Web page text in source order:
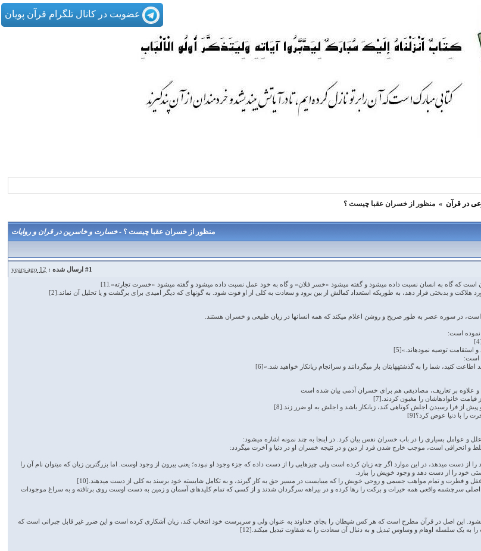
عضویت در کانال تلگرام قرآن پویان
در قرآن » منظور از خسران عقبا چيست ؟
منظور از خسران عقبا چيست ؟ -خسارت و خاسرين در قران و روايات
#1 ارسال شده : 12 years ago
که گاه به انسان نسبت داده می­شود و گفته می­شود «خسر فلان» و گاه به خود عمل نسبت داده می­شود و گفته می­شود «خسرت تجارته».[1]
و بدبختی قرار دهد، به طوری­که استعداد کمالش از بین برود و سعادت به کلی از او فوت شود. به گونه­ای ­که دیگر امیدی برای برگشت و یا تحلیل آن نماند.[2]
در سوره عصر به طور صریح و روشن اعلام می­کند که همه انسان­ها در زیان طبیعی و خسران هستند.
نموده است:
استقامت توصیه نموده­اند.»[5]
است:
کنید، شما را به گذشته­هایتان باز می­گردانند و سرانجام زیانکار خواهید شد.»[6]
و علاوه بر تعاریف، مصادیقی هم برای خسران آدمی بیان شده است
علل و عوامل بسیاری را در باب خسران نفس بیان کرد. در اینجا به چند نمونه اشاره می­شود:
و انحرافی است، موجب خارج شدن فرد از دین و در نتیجه خسران او در دنیا و آخرت می­گردد:
را از دست می­دهد، در این موارد اگر چه زیان کرده است ولی چیزهایی را از دست داده که جزء وجود او نبوده؛ یعنی بیرون از وجود اوست. اما بزرگ­ترین زیان که می­توان نام آن را
خود را از دست دهد و وجود خویش را ببازد.
و فطرت و تمام مواهب جسمی و روحی خویش را که می­بایست در مسیر حق به کار گیرند، و به تکامل شایسته خود برسند به کلی از دست می­دهند.[10]
اصلی سرچشمه واقعی همه خیرات و برکت را رها کرده و در بیراهه سرگردان شدند و از کسی که تمام کلیدهای آسمان و زمین به دست اوست روی برتافته و به سراغ موجودات
این اصل در قرآن مطرح است که هر کس شیطان را بجای خداوند به عنوان ولی و سرپرست خود انتخاب کند، زیان آشکاری کرده است و این ضرر غیر قابل جبرانی است که
به یک سلسله اوهام و وساوس تبدیل و به دنبال آن سعادت را به شقاوت تبدیل می­کند.[12]